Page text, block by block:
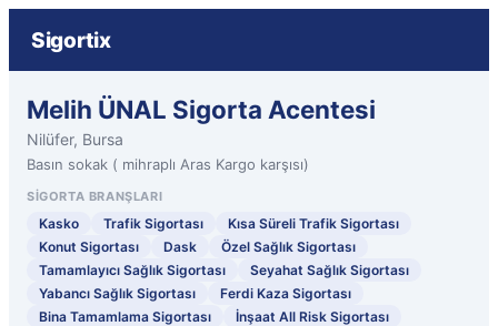
Sigortix
Melih ÜNAL Sigorta Acentesi
Nilüfer, Bursa
Basın sokak ( mihraplı Aras Kargo karşısı)
SIGORTA BRANŞLARI
Kasko Trafik Sigortası
Kısa Süreli Trafik Sigortası
Konut Sigortası
Dask
Özel Sağlık Sigortası
Tamamlayıcı Sağlık Sigortası
Seyahat Sağlık Sigortası
Yabancı Sağlık Sigortası
Ferdi Kaza Sigortası
Bina Tamamlama Sigortası
İnşaat All Risk Sigortası